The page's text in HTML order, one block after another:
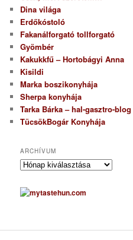
Dina világa
Erdőkóstoló
Fakanálforgató tollforgató
Gyömbér
Kakukkfű – Hortobágyi Anna
Kisildi
Marka boszikonyhája
Sherpa konyhája
Tarka Bárka – hal-gasztro-blog
TücsökBogár Konyhája
ARCHÍVUM
A
c
h
u